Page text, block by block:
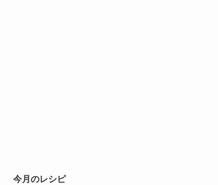
今月のレシピ